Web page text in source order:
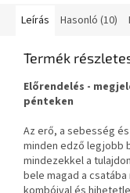
Leírás Hasonló (10)
Termék
Előrendelés -
pénteken
Az erő, a sebesség
minden edző legjobb
mindezekkel a
bele magad a